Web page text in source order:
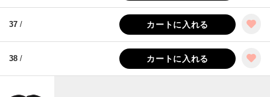
37 / カートに入れる
38 / カートに入れる